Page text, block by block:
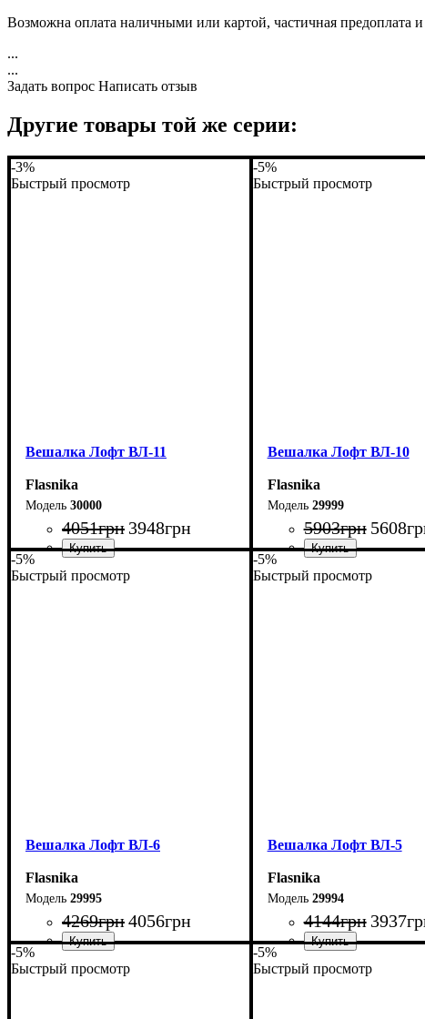
Возможна оплата наличными или картой, частичная предоплата
...
...
Задать вопрос Написать отзыв
Другие товары той же серии:
-3%
Быстрый просмотр
Вешалка Лофт ВЛ-11
Flasnika
30000
4051грн 3948грн
-5%
Быстрый просмотр
Вешалка Лофт ВЛ-10
Flasnika
29999
5903грн 5608
-5%
Быстрый просмотр
Вешалка Лофт ВЛ-6
Flasnika
29995
4269грн4056грн
-5%
Быстрый просмотр
Вешалка Лофт ВЛ-5
Flasnika
29994
4144грн 3937
-5%
Быстрый просмотр
-5%
Быстрый просмотр